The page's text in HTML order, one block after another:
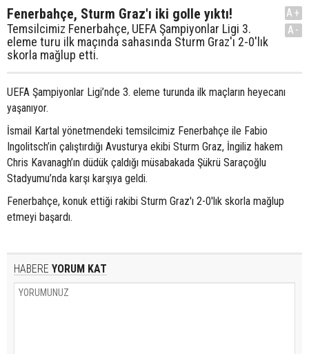
Fenerbahçe, Sturm Graz'ı iki golle yıktı!
Temsilcimiz Fenerbahçe, UEFA Şampiyonlar Ligi 3.
eleme turu ilk maçında sahasında Sturm Graz'ı 2-0'lık
skorla mağlup etti.
A+
A-
UEFA Şampiyonlar Ligi’nde 3. eleme turunda ilk maçların heyecanı
yaşanıyor.
İsmail Kartal yönetmendeki temsilcimiz Fenerbahçe ile Fabio
Ingolitsch’in çalıştırdığı Avusturya ekibi Sturm Graz, İngiliz hakem
Chris Kavanagh’ın düdük çaldığı müsabakada Şükrü Saraçoğlu
Stadyumu’nda karşı karşıya geldi.
Fenerbahçe, konuk ettiği rakibi Sturm Graz'ı 2-0'lık skorla mağlup
etmeyi başardı.
HABERE YORUM KAT